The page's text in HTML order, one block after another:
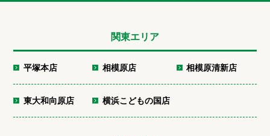
関東エリア
平塚本店 相模原店 相模原清新店
東大和向原店 横浜こどもの国店